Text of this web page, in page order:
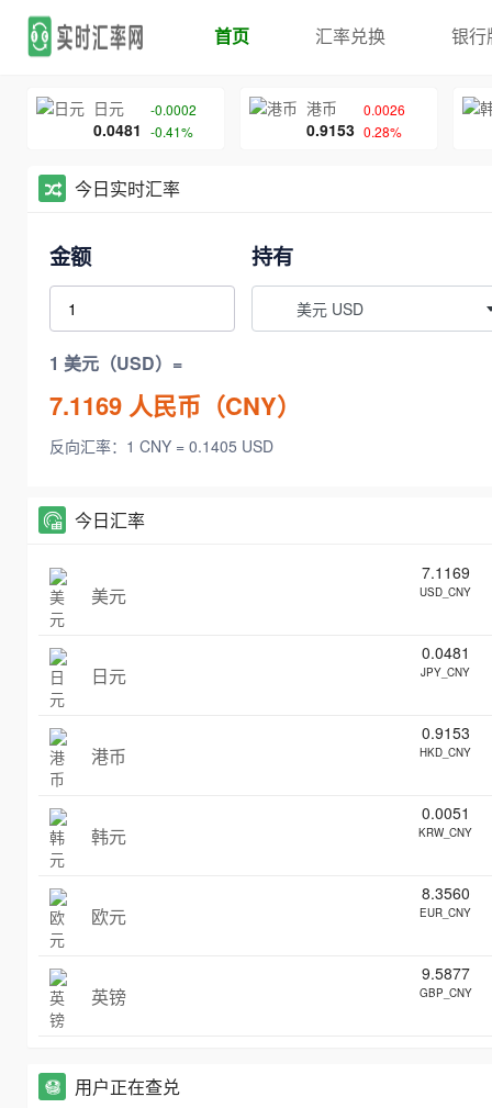
首页 汇率兑换 银行
日元
0.0481
-0.0002
-0.41%
港币
0.9153
0.0026
0.28%
今日实时汇率
金额 持有
美元 USD
1 美元（USD）=
7.1169 人民币（CNY）
反向汇率：1 CNY = 0.1405 USD
今日汇率
美元
7.1169
USD_CNY
日元
0.0481
JPY_CNY
港币
0.9153
HKD_CNY
韩元
0.0051
KRW_CNY
欧元
8.3560
EUR_CNY
英镑
9.5877
GBP_CNY
用户正在查兑